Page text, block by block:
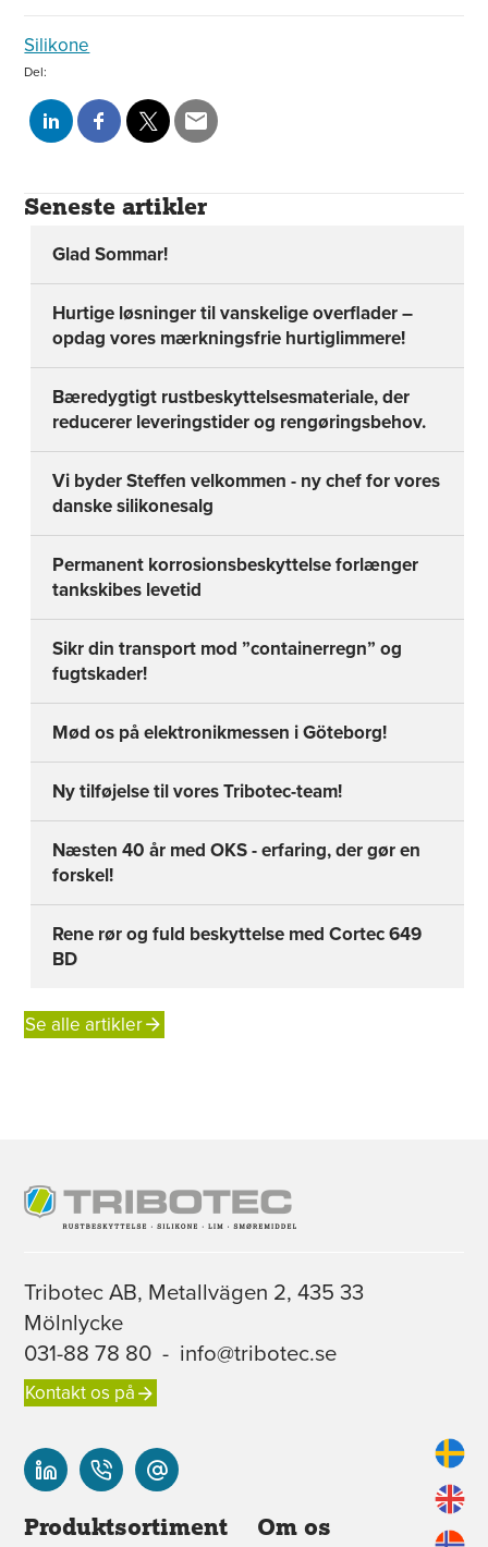
Silikone
Del:
Seneste artikler
Glad Sommar!
Hurtige løsninger til vanskelige overflader –
opdag vores mærkningsfrie hurtiglimmere!
Bæredygtigt rustbeskyttelsesmateriale, der
reducerer leveringstider og rengøringsbehov.
Vi byder Steffen velkommen - ny chef for vores
danske silikonesalg
Permanent korrosionsbeskyttelse forlænger
tankskibes levetid
Sikr din transport mod ”containerregn” og
fugtskader!
Mød os på elektronikmessen i Göteborg!
Ny tilføjelse til vores Tribotec-team!
Næsten 40 år med OKS - erfaring, der gør en
forskel!
Rene rør og fuld beskyttelse med Cortec 649
BD
Se alle artikler
Tribotec AB, Metallvägen 2, 435 33
Mölnlycke
031-88 78 80 - info@tribotec.se
Kontakt os på
Produktsortiment Om os